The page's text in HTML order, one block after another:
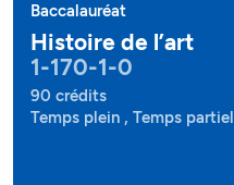
Baccalauréat
Histoire de l’art
1-170-1-0
90 crédits
Temps plein , Temps partiel